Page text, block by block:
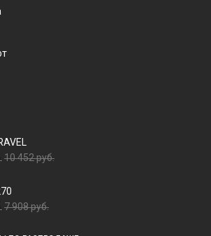
10 452 руб.
7 908 руб.